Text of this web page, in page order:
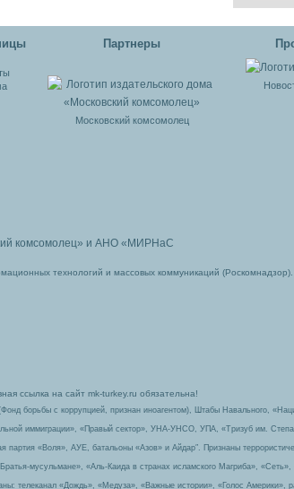
Партнеры
Московский комсомолец
комсомолец» и АНО «МИРНаС
технологий и массовых коммуникаций (Роскомнадзор).
ссылка на сайт mk-turkey.ru обязательна!
борьбы с коррупцией, признан иноагентом), Штабы Навального,
иммиграции», «Правый сектор», УНА-УНСО, УПА, «Тризуб им.
партия «Воля», АУЕ, батальоны «Азов» и Айдар″. Признаны
мусульмане», «Аль-Каида в странах исламского Магриба»,
телеканал «Дождь», «Медуза», «Важные истории», «Голос